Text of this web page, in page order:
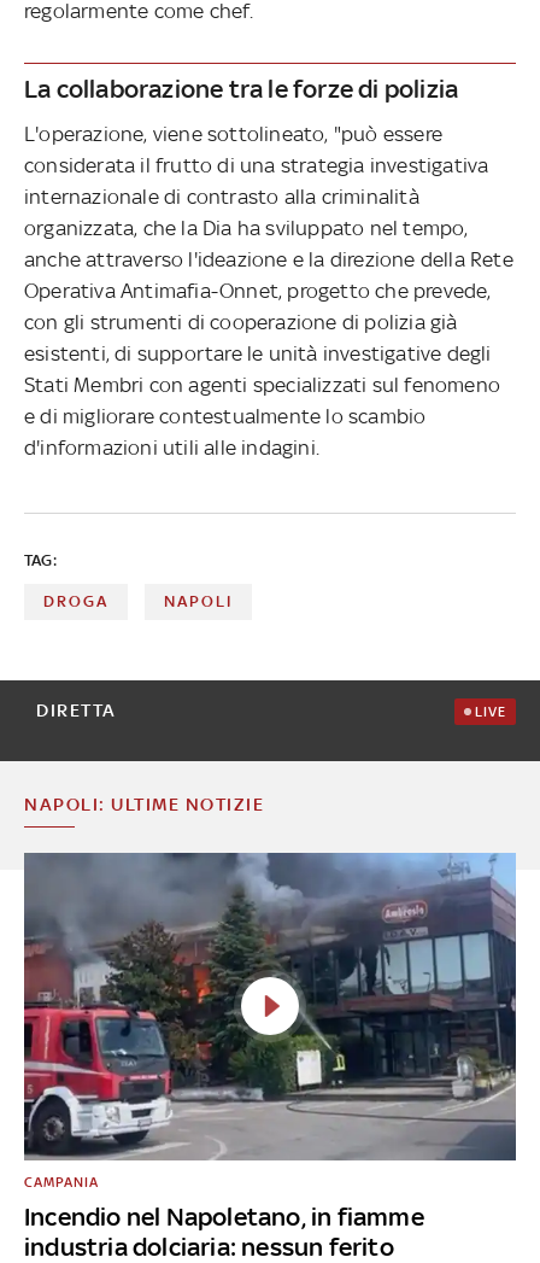
regolarmente come chef.
La collaborazione tra le forze di polizia
L'operazione, viene sottolineato, "può essere
considerata il frutto di una strategia investigativa
internazionale di contrasto alla criminalità
organizzata, che la Dia ha sviluppato nel tempo,
anche attraverso l'ideazione e la direzione della Rete
Operativa Antimafia-Onnet, progetto che prevede,
con gli strumenti di cooperazione di polizia già
esistenti, di supportare le unità investigative degli
Stati Membri con agenti specializzati sul fenomeno
e di migliorare contestualmente lo scambio
d'informazioni utili alle indagini.
TAG:
DROGA NAPOLI
DIRETTA LIVE
NAPOLI: ULTIME NOTIZIE
Incendio nel Napoletano, in fiamme
industria dolciaria: nessun ferito
CAMPANIA